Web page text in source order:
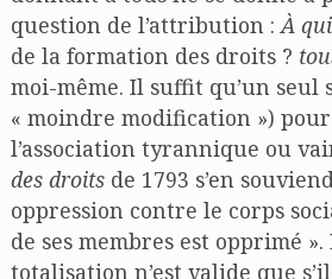
question de l’attribution :À
de la formation des droits ?
moi-même. Il suffit qu’un seul
« moindre modification »)
l’association tyrannique ou
des droitsde 1793 s’en
oppression contre le corps
de ses membres est opprimé
totalisation n’est valide que